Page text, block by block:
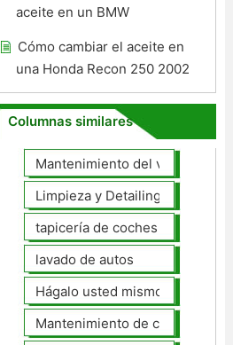
aceite en un BMW
Cómo cambiar el aceite en
una Honda Recon 250 2002
Columnas similares
Mantenimiento del vehículo
Limpieza y Detailing
tapicería de coches
lavado de autos
Hágalo usted mismo
Mantenimiento de coches